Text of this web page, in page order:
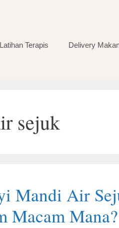
Terapis Delivery
sejuk
Mandi Air
Macam Mana?